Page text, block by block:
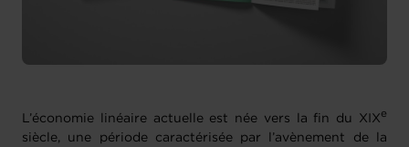
L’économie linéaire actuelle est née vers la fin du XIXe
siècle, une période caractérisée par l’avènement de la